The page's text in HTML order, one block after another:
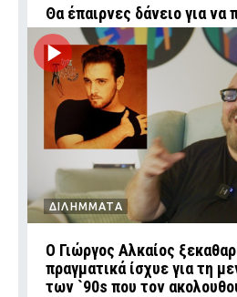
Θα έπαιρνες δάνειο για να
ΔΙΛΗΜΜΑΤΑ
Ο Γιώργος Αλκαίος
πραγματικά ίσχυε για τη
των `90s που τον